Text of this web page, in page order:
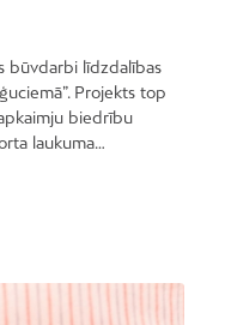
būvdarbi līdzdalības
Projekts top
biedrību
laukuma…